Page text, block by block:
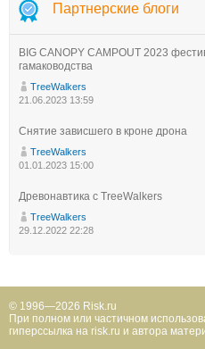
Партнерские блоги
BIG CANOPY CAMPOUT 2023
гамаководства
TreeWalkers
21.06.2023 13:59
Снятие зависшего в кроне дрона
TreeWalkers
01.01.2023 15:00
Древонавтика с TreeWalkers
TreeWalkers
29.12.2022 22:28
© 1996—2026 Risk.ru
При полном или частичном
гиперссылка на risk.ru и автора